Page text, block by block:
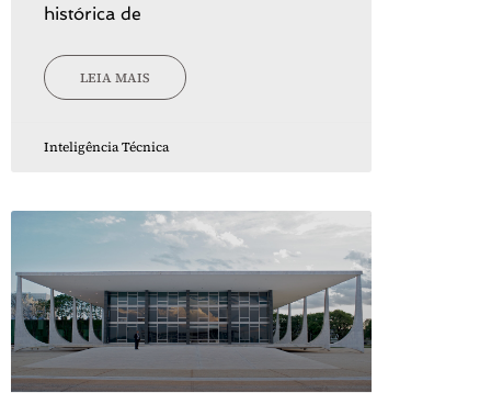
histórica de
LEIA MAIS
Inteligência Técnica